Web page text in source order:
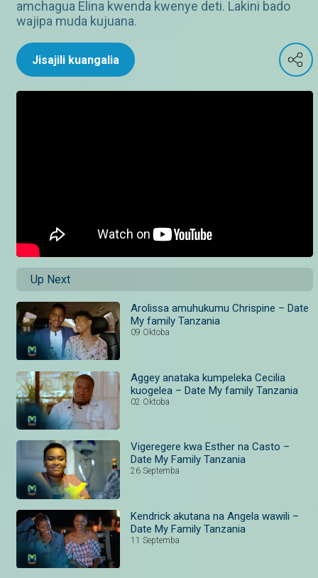
amchagua Elina kwenda kwenye deti. Lakini bado
wajipa muda kujuana.
Jisajili kuangalia
Up Next
Arolissa amuhukumu Chrispine – Date
My family Tanzania
09 Oktoba
Aggey anataka kumpeleka Cecilia
kuogelea – Date My family Tanzania
02 Oktoba
Vigeregere kwa Esther na Casto –
Date My Family Tanzania
26 Septemba
Kendrick akutana na Angela wawili –
Date My Family Tanzania
11 Septemba